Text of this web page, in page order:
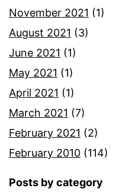
November 2021 (1)
August 2021 (3)
June 2021 (1)
May 2021 (1)
April 2021 (1)
March 2021 (7)
February 2021 (2)
February 2010 (114)
Posts by category